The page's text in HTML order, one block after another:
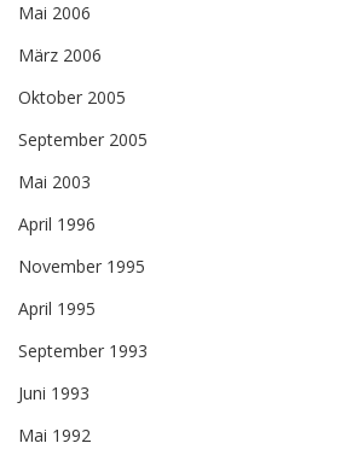
Mai 2006
März 2006
Oktober 2005
September 2005
Mai 2003
April 1996
November 1995
April 1995
September 1993
Juni 1993
Mai 1992